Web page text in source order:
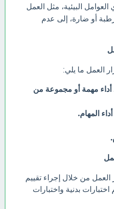
البيئية، مثل العمل
أو ضارة، إلى عدم
العمل ما يلي:
أداء مهمة أو مجموعة من
المهام.
من خلال إجراء تقييم
بدنية واختبارات